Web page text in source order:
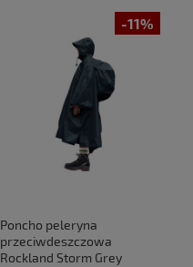
-11%
Poncho peleryna
przeciwdeszczowa
Rockland Storm Grey